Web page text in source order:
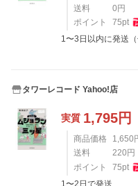
送料
0 円
ポイント
75pt
1〜3日以内に発送（
タワーレコード Yahoo!店
実質 1,795円
商品価格 1,650
送料
220 円
ポイント
75pt
1〜2日で発送